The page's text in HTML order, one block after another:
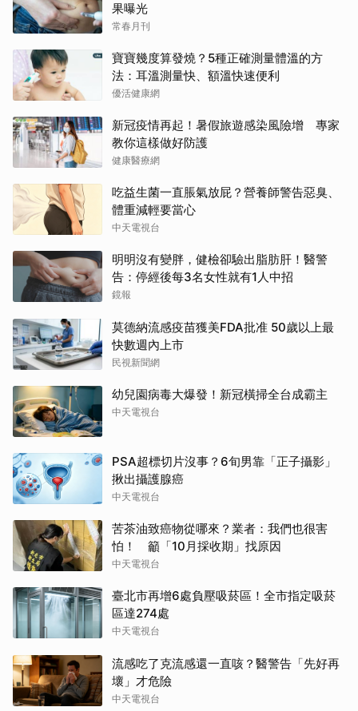
果曝光
常春月刊
寶寶幾度算發燒？5種正確測量體溫的方
法：耳溫測量快、額溫快速便利
優活健康網
新冠疫情再起！暑假旅遊感染風險增 專家
教你這樣做好防護
健康醫療網
吃益生菌一直脹氣放屁？營養師警告惡臭、
體重減輕要當心
中天電視台
明明沒有變胖，健檢卻驗出脂肪肝！醫警
告：停經後每3名女性就有1人中招
鏡報
莫德納流感疫苗獲美FDA批准 50歲以上最
快數週內上市
民視新聞網
幼兒園病毒大爆發！新冠橫掃全台成霸主
中天電視台
PSA超標切片沒事？6旬男靠「正子攝影」
揪出攝護腺癌
中天電視台
苦茶油致癌物從哪來？業者：我們也很害
怕！ 籲「10月採收期」找原因
中天電視台
臺北市再增6處負壓吸菸區！全市指定吸菸
區達274處
中天電視台
流感吃了克流感還一直咳？醫警告「先好再
壞」才危險
中天電視台